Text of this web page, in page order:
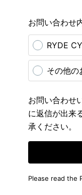
お問い合わせ
RYDE
その他の
お問い合わせ
に返信が出来
承ください。
Please read the